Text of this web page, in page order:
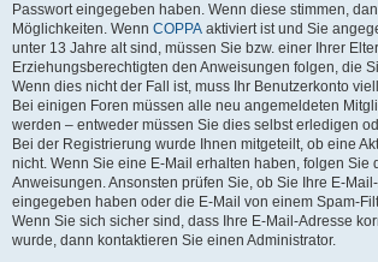
Passwort eingegeben haben. Wenn diese stimmen,
Möglichkeiten. Wenn COPPA aktiviert ist und Sie
unter 13 Jahre alt sind, müssen Sie bzw. einer Ihrer
Erziehungsberechtigten den Anweisungen folgen, die
Wenn dies nicht der Fall ist, muss Ihr Benutzerkonto
Bei einigen Foren müssen alle neu angemeldeten
werden – entweder müssen Sie dies selbst erledigen
Bei der Registrierung wurde Ihnen mitgeteilt, ob eine
nicht. Wenn Sie eine E-Mail erhalten haben, folgen Sie
Anweisungen. Ansonsten prüfen Sie, ob Sie Ihre E-
eingegeben haben oder die E-Mail von einem Spam-
Wenn Sie sich sicher sind, dass Ihre E-Mail-Adresse
wurde, dann kontaktieren Sie einen Administrator.